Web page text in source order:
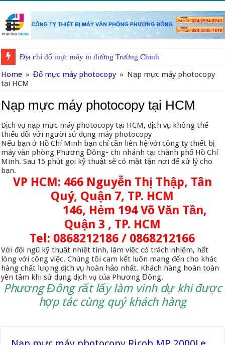
Địa chỉ đổ mực máy in đường Trường Chinh
Sửa máy in tại Chùa Láng
Home » Đổ mực máy photocopy » Nạp mực máy photocopy
tại HCM
Nạp mực máy photocopy tại HCM
Dịch vụ nạp mực máy photocopy tại HCM, dịch vụ không thể
thiếu đối với người sử dụng máy photocopy
Nếu bạn ở Hồ Chí Minh bạn chỉ cần liên hệ với công ty thiết bị
máy văn phòng Phương Đông- chi nhánh tại thành phố Hồ Chí
Minh. Sau 15 phút gọi kỹ thuật sẽ có mặt tận nơi để xử lý cho
bạn.
VP HCM: 466 Nguyễn Thị Thập, Tân
Quý, Quận 7, TP. HCM
146, Hẻm 194 Võ Văn Tần,
Quận 3 , TP. HCM
Tel: 0868212186 / 0868212166
Với đội ngũ kỹ thuật nhiệt tình, làm việc có trách nhiệm, hết
lòng với công việc. Chúng tôi cam kết luôn mang đến cho khác
hàng chất lượng dịch vụ hoàn hảo nhất. Khách hàng hoàn toàn
yên tâm khi sử dụng dịch vụ của Phương Đông.
Phương Đông rất lấy làm vinh dự khi được
hợp tác cùng quý khách hàng